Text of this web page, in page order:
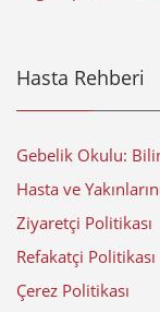
Hasta Rehberi
Gebelik Okulu:
Hasta ve
Ziyaretçi Politikası
Refakatçi Politikası
Çerez Politikası